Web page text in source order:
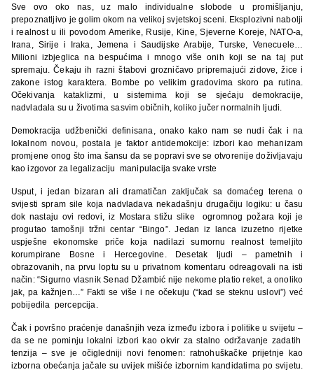
Sve ovo oko nas, uz malo individualne slobode u promišljanju,
prepoznatljivo je golim okom na velikoj svjetskoj sceni. Eksplozivni nabolji
i realnost u ili povodom Amerike, Rusije, Kine, Sjeverne Koreje, NATO-a,
Irana, Sirije i Iraka, Jemena i Saudijske Arabije, Turske, Venecuele…
Milioni izbjeglica na bespućima i mnogo više onih koji se na taj put
spremaju. Čekaju ih razni štabovi grozničavo pripremajući zidove, žice i
zakone istog karaktera. Bombe po velikim gradovima skoro pa rutina.
Očekivanja kataklizmi, u sistemima koji se sjećaju demokracije,
nadvladala su u životima sasvim običnih, koliko jučer normalnih ljudi.
Demokracija udžbenički definisana, onako kako nam se nudi čak i na
lokalnom novou, postala je faktor antidemokcije: izbori kao mehanizam
promjene onog što ima šansu da se popravi sve se otvorenije doživljavaju
kao izgovor za legalizaciju manipulacija svake vrste
Usput, i jedan bizaran ali dramatičan zaključak sa domaćeg terena o
svijesti spram sile koja nadvladava nekadašnju drugačiju logiku: u času
dok nastaju ovi redovi, iz Mostara stižu slike ogromnog požara koji je
progutao tamošnji tržni centar “Bingo”. Jedan iz lanca izuzetno rijetke
uspješne ekonomske priče koja nadilazi sumornu realnost temeljito
korumpirane Bosne i Hercegovine. Desetak ljudi – pametnih i
obrazovanih, na prvu loptu su u privatnom komentaru odreagovali na isti
način: “Sigurno vlasnik Senad Džambić nije nekome platio reket, a onoliko
jak, pa kažnjen…” Fakti se više i ne očekuju (“kad se steknu uslovi”) već
pobijedila percepcija.
Čak i površno praćenje današnjih veza između izbora i politike u svijetu –
da se ne pominju lokalni izbori kao okvir za stalno održavanje zadatih
tenzija – sve je očigledniji novi fenomen: ratnohuškačke prijetnje kao
izborna obećanja jačale su uvijek mišiće izbornim kandidatima po svijetu.